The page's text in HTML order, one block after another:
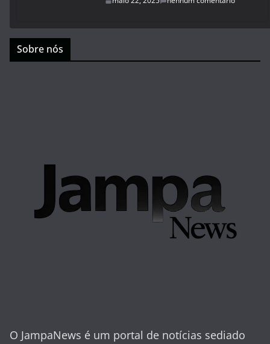
Sobre nós
O JampaNews é um portal de notícias sediado